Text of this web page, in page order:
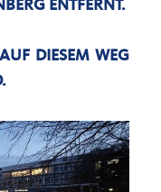
ENTFERNT.
DIESEM WEG